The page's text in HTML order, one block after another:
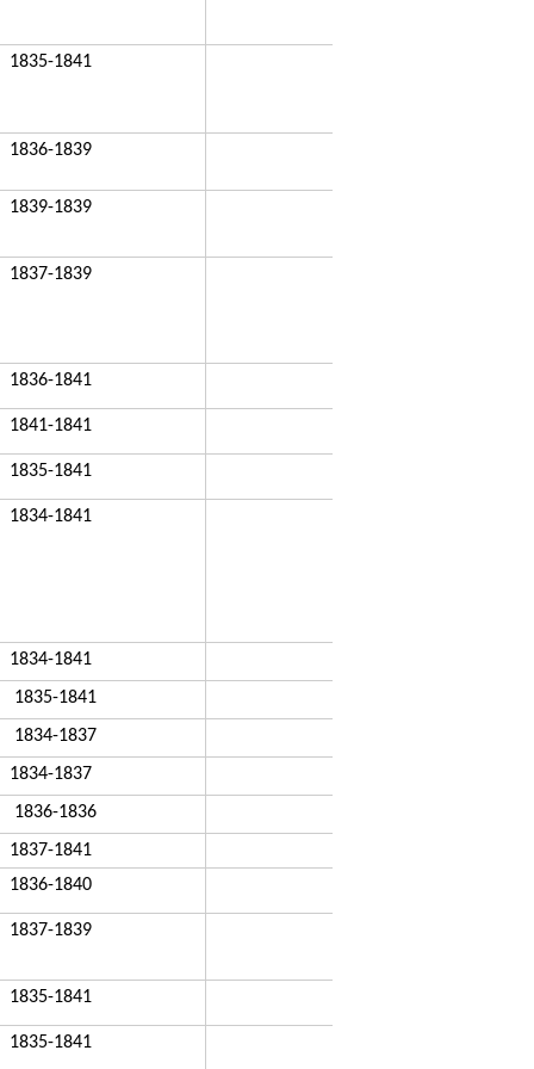
1835-1841
1836-1839
1839-1839
1837-1839
1836-1841
1841-1841
1835-1841
1834-1841
1834-1841
1835-1841
1834-1837
1834-1837
1836-1836
1837-1841
1836-1840
1837-1839
1835-1841
1835-1841